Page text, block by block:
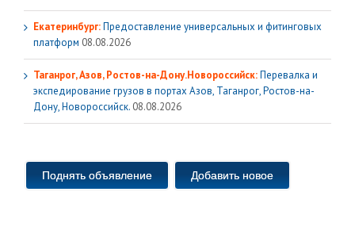
Екатеринбург:Предоставление универсальных и фитинговых
платформ 08.08.2026
Таганрог, Азов, Ростов-на-Дону.Новороссийск:Перевалка и
экспедирование грузов в портах Азов, Таганрог, Ростов-на-
Дону, Новороссийск. 08.08.2026
Поднять объявление Добавить новое